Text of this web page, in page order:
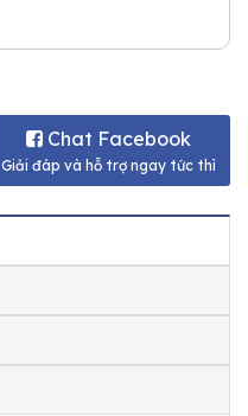
Chat Facebook
Giải đáp và hỗ trợ ngay tức thì